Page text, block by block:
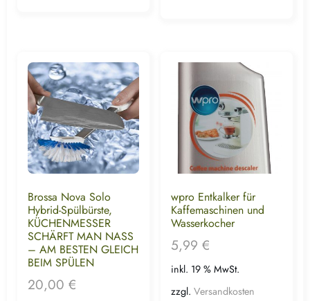
Brossa Nova Solo
Hybrid-Spülbürste,
KÜCHENMESSER
SCHÄRFT MAN NASS
– AM BESTEN GLEICH
BEIM SPÜLEN
20,00 €
wpro Entkalker für
Kaffemaschinen und
Wasserkocher
5,99 €
inkl. 19 % MwSt.
zzgl. Versandkosten